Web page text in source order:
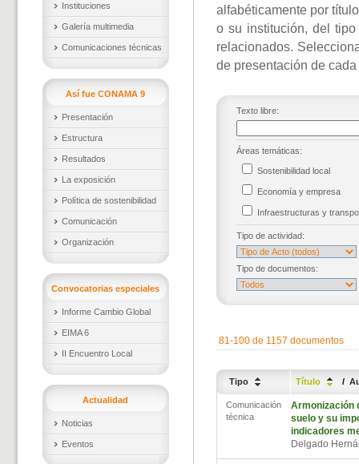
Instituciones
Galería multimedia
Comunicaciones técnicas
Así fue CONAMA 9
Presentación
Estructura
Resultados
La exposición
Política de sostenibilidad
Comunicación
Organización
Convocatorias especiales
Informe Cambio Global
EIMA 6
II Encuentro Local
Actualidad
Noticias
Eventos
alfabéticamente por
o su institución, del
relacionados.
de presentación de
Texto libre:
Áreas temáticas:
Sostenibilidad local
Economía y empresa
Infraestructuras y
Tipo de actividad:
Tipo de documentos:
81-100 de 1157 documentos
Tipo Título /
Comunicación
técnica
Armonización
suelo y su
indicadores
Delgado